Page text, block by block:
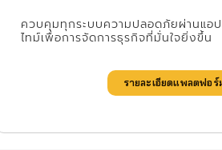
ควบคุมทุกระบบความปลอดภัยผ่านแอ
ไทม์เพื่อการจัดการธุรกิจที่มั่นใจยิ่งขึ้น
รายละเอียดแพลตฟอร์